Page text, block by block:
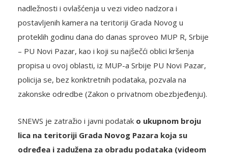
nadležnosti i ovlašćenja u vezi video nadzora i
postavljenih kamera na teritoriji Grada Novog u
proteklih godinu dana do danas sproveo MUP R, Srbije
– PU Novi Pazar, kao i koji su najšečći oblici kršenja
propisa u ovoj oblasti, iz MUP-a Srbije PU Novi Pazar,
policija se, bez konktretnih podataka, pozvala na
zakonske odredbe (Zakon o privatnom obezbjeđenju).
SNEWS je zatražio i javni podatak o ukupnom broju
lica na teritoriji Grada Novog Pazara koja su
određea i zadužena za obradu podataka (videom